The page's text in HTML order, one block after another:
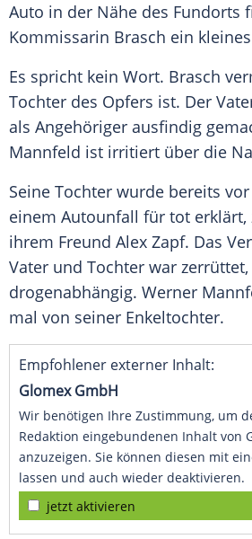
Auto in der Nähe des Fundorts
Kommissarin Brasch ein
Es spricht kein Wort. Brasch
Tochter des Opfers ist. Der
als Angehöriger ausfindig
Mannfeld ist irritiert über die
Seine Tochter wurde bereits vor
einem Autounfall für tot
ihrem Freund Alex Zapf. Das
Vater und Tochter war
drogenabhängig. Werner
mal von seiner Enkeltochter.
Empfohlener externer Inhalt:
Glomex GmbH
Wir benötigen Ihre Zustimmung, um
Redaktion eingebundenen Inhalt von
anzuzeigen. Sie können diesen mit
lassen und auch wieder deaktivieren.
jetzt aktivieren